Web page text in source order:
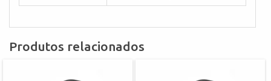
Produtos relacionados